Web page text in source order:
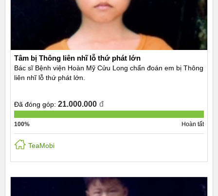
Tâm bị Thông liên nhĩ lỗ thứ phát lớn
Bác sĩ Bệnh viện Hoàn Mỹ Cửu Long chẩn đoán em bị Thông
liên nhĩ lỗ thứ phát lớn.
Đã đóng góp: 21.000.000 đ
100% Hoàn tất
TeaMobi